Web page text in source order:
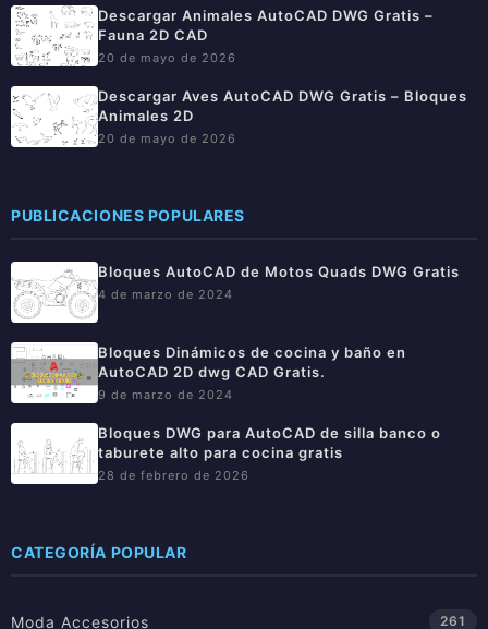
Descargar Animales AutoCAD DWG Gratis –
Fauna 2D CAD
20 de mayo de 2026
Descargar Aves AutoCAD DWG Gratis – Bloques
Animales 2D
20 de mayo de 2026
PUBLICACIONES POPULARES
Bloques AutoCAD de Motos Quads DWG Gratis
4 de marzo de 2024
Bloques Dinámicos de cocina y baño en
AutoCAD 2D dwg CAD Gratis.
9 de marzo de 2024
Bloques DWG para AutoCAD de silla banco o
taburete alto para cocina gratis
28 de febrero de 2026
CATEGORÍA POPULAR
Moda Accesorios 261